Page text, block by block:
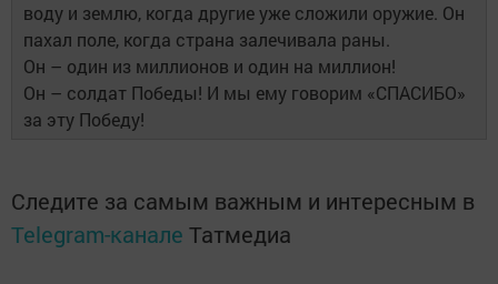
воду и землю, когда другие уже сложили оружие. Он
пахал поле, когда страна залечивала раны.
Он – один из миллионов и один на миллион!
Он – солдат Победы! И мы ему говорим «СПАСИБО»
за эту Победу!
Следите за самым важным и интересным в
Telegram-канале Татмедиа